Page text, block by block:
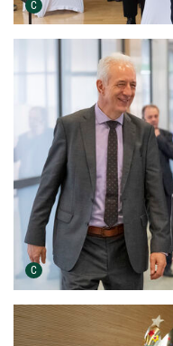
C Urheber der Grafik:
C Urheber der Grafik: